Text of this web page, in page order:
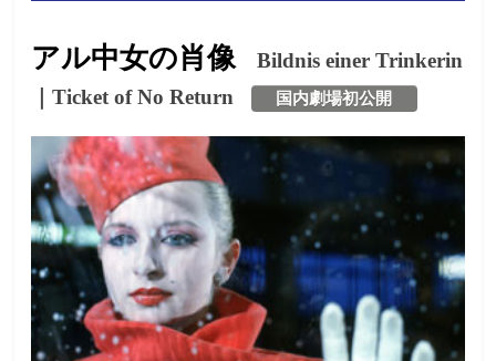
アル中⼥の肖像 Bildnis einer Trinkerin
｜Ticket of No Return
国内劇場初公開